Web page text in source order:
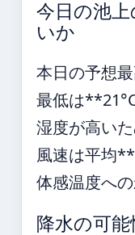
今日の池
いか
本日の予想
最低は
湿度が高い
風速は平均
体感温度への
降水の可